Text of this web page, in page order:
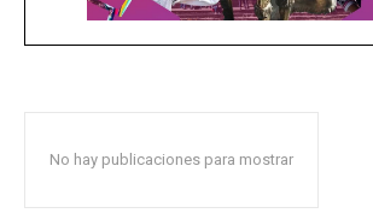
No hay publicaciones para mostrar